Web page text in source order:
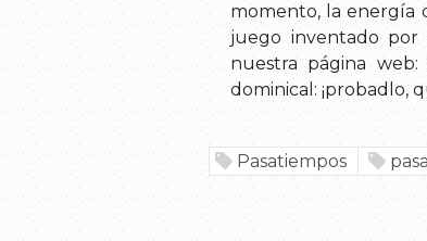
momento, la energía
juego inventado por
nuestra página web:
dominical: ¡probadlo,
Pasatiempos